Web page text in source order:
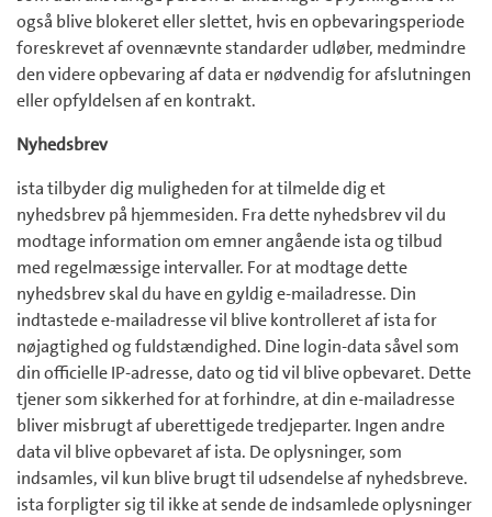
også blive blokeret eller slettet, hvis en opbevaringsperiode
foreskrevet af ovennævnte standarder udløber, medmindre
den videre opbevaring af data er nødvendig for afslutningen
eller opfyldelsen af en kontrakt.
Nyhedsbrev
ista tilbyder dig muligheden for at tilmelde dig et
nyhedsbrev på hjemmesiden. Fra dette nyhedsbrev vil du
modtage information om emner angående ista og tilbud
med regelmæssige intervaller. For at modtage dette
nyhedsbrev skal du have en gyldig e-mailadresse. Din
indtastede e-mailadresse vil blive kontrolleret af ista for
nøjagtighed og fuldstændighed. Dine login-data såvel som
din officielle IP-adresse, dato og tid vil blive opbevaret. Dette
tjener som sikkerhed for at forhindre, at din e-mailadresse
bliver misbrugt af uberettigede tredjeparter. Ingen andre
data vil blive opbevaret af ista. De oplysninger, som
indsamles, vil kun blive brugt til udsendelse af nyhedsbreve.
ista forpligter sig til ikke at sende de indsamlede oplysninger